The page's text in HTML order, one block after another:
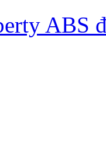
ABS